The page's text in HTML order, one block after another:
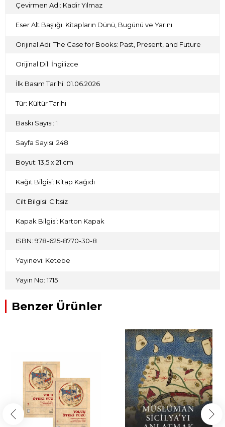
tartışma ortamı yaratıyor.
Çevirmen Adı: Kadir Yılmaz
Eser Alt Başlığı: Kitapların Dünü, Bugünü ve Yarını
Orijinal Adı: The Case for Books: Past, Present, and Future
Orijinal Dil: İngilizce
İlk Basım Tarihi: 01.06.2026
Tür: Kültür Tarihi
Baskı Sayısı: 1
Sayfa Sayısı: 248
Boyut: 13,5 x 21 cm
Kağıt Bilgisi: Kitap Kağıdı
Cilt Bilgisi: Ciltsiz
Kapak Bilgisi: Karton Kapak
ISBN: 978-625-8770-30-8
Yayınevi: Ketebe
Yayın No: 1715
Benzer Ürünler